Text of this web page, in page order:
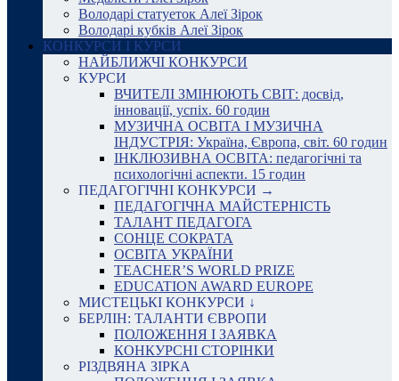
Володарі статуеток Алеї Зірок
Володарі кубків Алеї Зірок
КОНКУРСИ І КУРСИ
НАЙБЛИЖЧІ КОНКУРСИ
КУРСИ
ВЧИТЕЛІ ЗМІНЮЮТЬ СВІТ: досвід,
інновації, успіх. 60 годин
МУЗИЧНА ОСВІТА І МУЗИЧНА
ІНДУСТРІЯ: Україна, Європа, світ. 60 годин
ІНКЛЮЗИВНА ОСВІТА: педагогічні та
психологічні аспекти. 15 годин
ПЕДАГОГІЧНІ КОНКУРСИ →
ПЕДАГОГІЧНА МАЙСТЕРНІСТЬ
ТАЛАНТ ПЕДАГОГА
СОНЦЕ СОКРАТА
ОСВІТА УКРАЇНИ
TEACHER’S WORLD PRIZE
EDUCATION AWARD EUROPE
МИСТЕЦЬКІ КОНКУРСИ ↓
БЕРЛІН: ТАЛАНТИ ЄВРОПИ
ПОЛОЖЕННЯ І ЗАЯВКА
КОНКУРСНІ СТОРІНКИ
РІЗДВЯНА ЗІРКА